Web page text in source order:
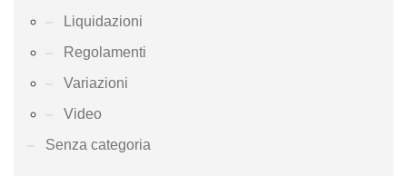
Liquidazioni
Regolamenti
Variazioni
Video
Senza categoria